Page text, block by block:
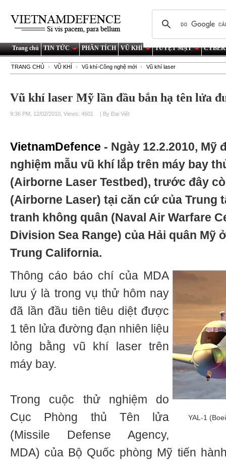
Trang chủ TIN TỨC PHÂN TÍCH VŨ KHÍ TUYỆT MẬT
TRANG CHỦ VŨ KHÍ Vũ khí-Công nghệ mới Vũ khí laser
Vũ khí laser Mỹ lần đầu bắn hạ tên lửa
9:36 PM, 12/02/2010, Views: 4601 | By Đại Việt
VietnamDefence - Ngày 12.2.2010, Mỹ
nghiệm mẫu vũ khí lắp trên máy bay
(Airborne Laser Testbed), trước đây
(Airborne Laser) tại căn cứ của Trung
tranh không quân (Naval Air Warfare
Division Sea Range) của Hải quân Mỹ
Trung California.
YAL-1
Thông cáo báo chí của MDA
lưu ý là trong vụ thử hôm nay
đã lần đầu tiên tiêu diệt được
1 tên lửa đường đạn nhiên liệu
lỏng bằng vũ khí laser trên
máy bay.
Trong cuộc thử nghiệm do
Cục Phòng thủ Tên lửa
(Missile Defense Agency,
MDA) của Bộ Quốc phòng Mỹ tiến